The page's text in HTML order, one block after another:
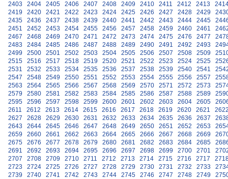
2403
2404 2405 2406 2407 2408 2409 2410 2411 2412 2413
2419
2420 2421 2422 2423 2424 2425 2426 2427 2428 2429
2435
2436 2437 2438 2439 2440 2441 2442 2443 2444 2445
2451
2452 2453 2454 2455 2456 2457 2458 2459 2460 2461
2467
2468 2469 2470 2471 2472 2473 2474 2475 2476 2477
2483
2484 2485 2486 2487 2488 2489 2490 2491 2492 2493
2499
2500 2501 2502 2503 2504 2505 2506 2507 2508 2509
2515
2516 2517 2518 2519 2520 2521 2522 2523 2524 2525
2531
2532 2533 2534 2535 2536 2537 2538 2539 2540 2541
2547
2548 2549 2550 2551 2552 2553 2554 2555 2556 2557
2563
2564 2565 2566 2567 2568 2569 2570 2571 2572 2573
2579
2580 2581 2582 2583 2584 2585 2586 2587 2588 2589
2595
2596 2597 2598 2599 2600 2601 2602 2603 2604 2605
2611
2612 2613 2614 2615 2616 2617 2618 2619 2620 2621
2627
2628 2629 2630 2631 2632 2633 2634 2635 2636 2637
2643
2644 2645 2646 2647 2648 2649 2650 2651 2652 2653
2659
2660 2661 2662 2663 2664 2665 2666 2667 2668 2669
2675
2676 2677 2678 2679 2680 2681 2682 2683 2684 2685
2691
2692 2693 2694 2695 2696 2697 2698 2699 2700 2701
2707
2708 2709 2710 2711 2712 2713 2714 2715 2716 2717
2723
2724 2725 2726 2727 2728 2729 2730 2731 2732 2733
2739
2740 2741 2742 2743 2744 2745 2746 2747 2748 2749